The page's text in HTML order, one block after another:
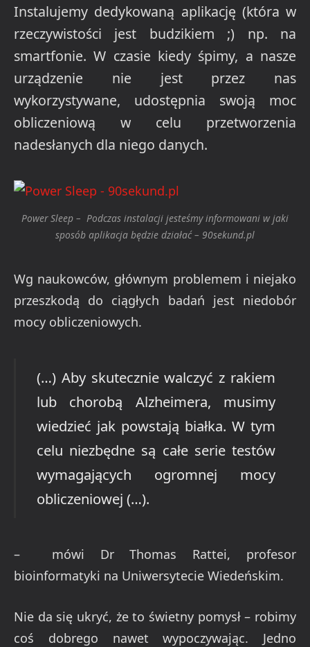
Instalujemy dedykowaną aplikację (która w
rzeczywistości jest budzikiem ;) np. na
smartfonie. W czasie kiedy śpimy, a nasze
urządzenie nie jest przez nas
wykorzystywane, udostępnia swoją moc
obliczeniową w celu przetworzenia
nadesłanych dla niego danych.
Power Sleep – Podczas instalacji jesteśmy informowani w jaki
sposób aplikacja będzie działać – 90sekund.pl
Wg naukowców, głównym problemem i niejako
przeszkodą do ciągłych badań jest niedobór
mocy obliczeniowych.
(…) Aby skutecznie walczyć z rakiem
lub chorobą Alzheimera, musimy
wiedzieć jak powstają białka. W tym
celu niezbędne są całe serie testów
wymagających ogromnej mocy
obliczeniowej (…).
– mówi Dr Thomas Rattei, profesor
bioinformatyki na Uniwersytecie Wiedeńskim.
Nie da się ukryć, że to świetny pomysł – robimy
coś dobrego nawet wypoczywając. Jedno